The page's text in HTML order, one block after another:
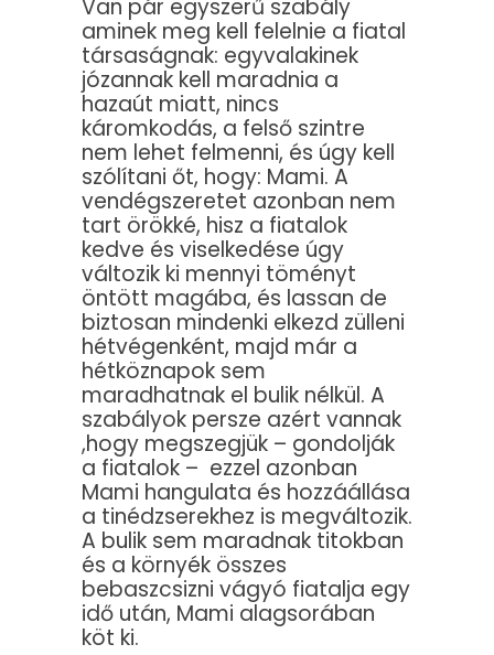
Van pár egyszerű szabály
aminek meg kell felelnie a fiatal
társaságnak: egyvalakinek
józannak kell maradnia a
hazaút miatt, nincs
káromkodás, a felső szintre
nem lehet felmenni, és úgy kell
szólítani őt, hogy: Mami. A
vendégszeretet azonban nem
tart örökké, hisz a fiatalok
kedve és viselkedése úgy
változik ki mennyi töményt
öntött magába, és lassan de
biztosan mindenki elkezd zülleni
hétvégenként, majd már a
hétköznapok sem
maradhatnak el bulik nélkül. A
szabályok persze azért vannak
,hogy megszegjük – gondolják
a fiatalok – ezzel azonban
Mami hangulata és hozzáállása
a tinédzserekhez is megváltozik.
A bulik sem maradnak titokban
és a környék összes
bebaszcsizni vágyó fiatalja egy
idő után, Mami alagsorában
köt ki.